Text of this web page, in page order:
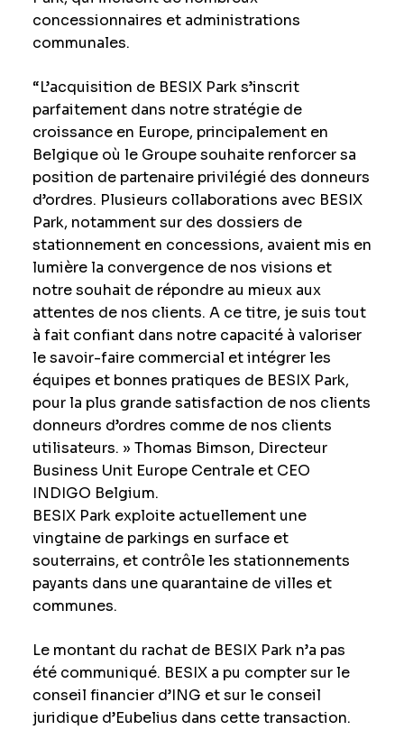
concessionnaires et administrations
communales.
“L’acquisition de BESIX Park s’inscrit
parfaitement dans notre stratégie de
croissance en Europe, principalement en
Belgique où le Groupe souhaite renforcer sa
position de partenaire privilégié des donneurs
d’ordres. Plusieurs collaborations avec BESIX
Park, notamment sur des dossiers de
stationnement en concessions, avaient mis en
lumière la convergence de nos visions et
notre souhait de répondre au mieux aux
attentes de nos clients. A ce titre, je suis tout
à fait confiant dans notre capacité à valoriser
le savoir-faire commercial et intégrer les
équipes et bonnes pratiques de BESIX Park,
pour la plus grande satisfaction de nos clients
donneurs d’ordres comme de nos clients
utilisateurs. » Thomas Bimson, Directeur
Business Unit Europe Centrale et CEO
INDIGO Belgium.
BESIX Park exploite actuellement une
vingtaine de parkings en surface et
souterrains, et contrôle les stationnements
payants dans une quarantaine de villes et
communes.
Le montant du rachat de BESIX Park n’a pas
été communiqué. BESIX a pu compter sur le
conseil financier d’ING et sur le conseil
juridique d’Eubelius dans cette transaction.